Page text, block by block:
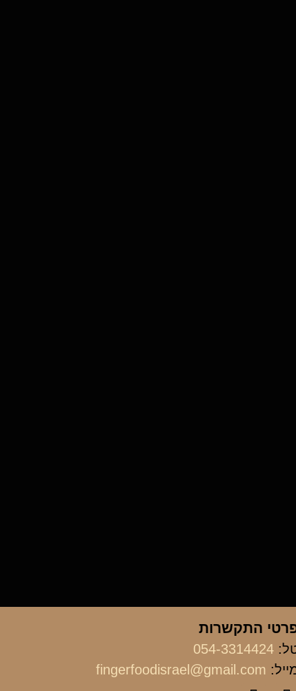
התקשרות
054-3314424
fingerfoodisrael@gmail.com